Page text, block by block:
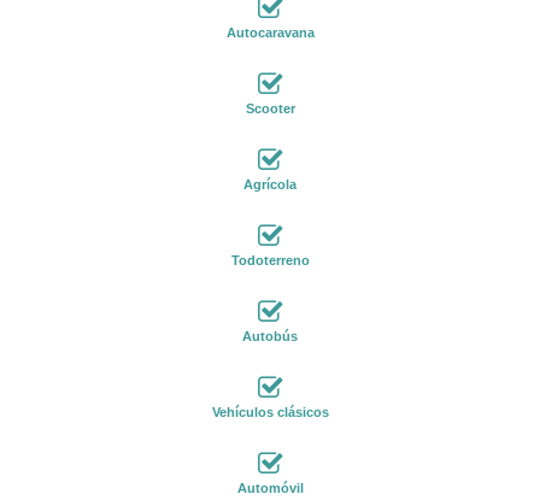
Autocaravana
Scooter
Agrícola
Todoterreno
Autobús
Vehículos clásicos
Automóvil